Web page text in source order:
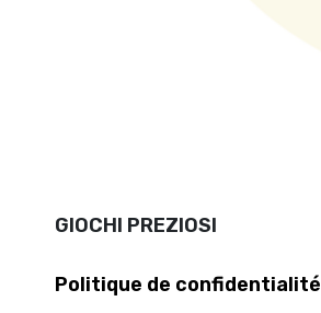
GIOCHI PREZIOSI
Politique de confidentialité